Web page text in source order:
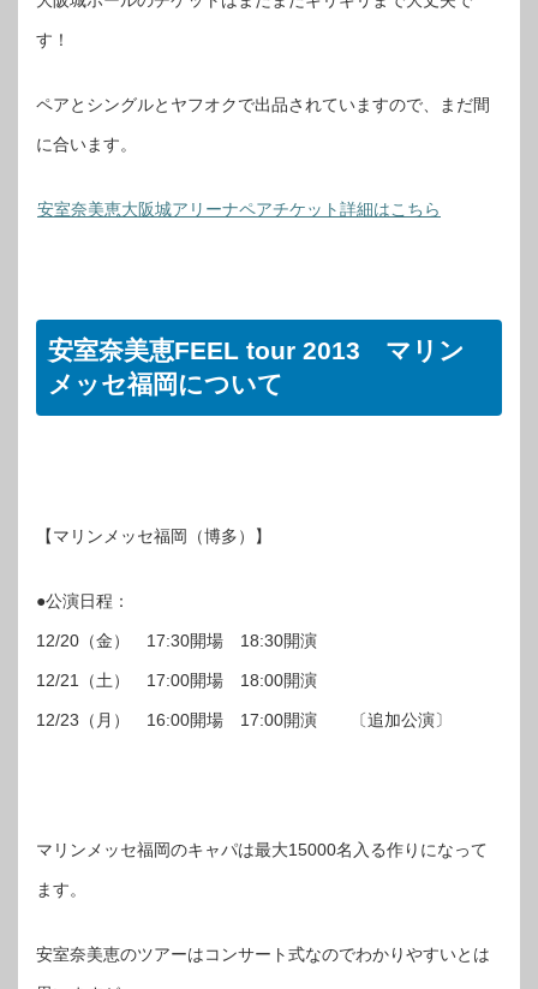
す！
ペアとシングルとヤフオクで出品されていますので、まだ間
に合います。
安室奈美恵大阪城アリーナペアチケット詳細はこちら
安室奈美恵FEEL tour 2013 マリン
メッセ福岡について
【マリンメッセ福岡（博多）】
●公演日程：
12/20（金） 17:30開場 18:30開演
12/21（土） 17:00開場 18:00開演
12/23（月） 16:00開場 17:00開演 〔追加公演〕
マリンメッセ福岡のキャパは最大15000名入る作りになって
ます。
安室奈美恵のツアーはコンサート式なのでわかりやすいとは